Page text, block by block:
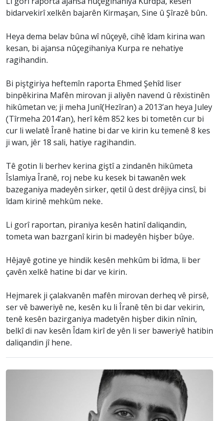
bidarvekirî xelkên bajarên Kirmaşan, Sine û Şîrazê bûn.
Heya dema belav bûna wî nûçeyê, cihê îdam kirina wan
kesan, bi ajansa nûçegihaniya Kurpa re nehatiye
ragihandin.
Bi piştgiriya heftemîn raporta Ehmed Şehîd liser
binpêkirina Mafên mirovan ji aliyên navend û rêxistinên
hikûmetan ve; ji meha Junî(Hezîran) a 2013’an heya Juley
(Tîrmeha 2014’an), herî kêm 852 kes bi tometên cur bi
cur li welatê Îranê hatine bi dar ve kirin ku temenê 8 kes
ji wan, jêr 18 sali, hatiye ragihandin.
Tê gotin li berhev kerina giştî a zindanên hikûmeta
Îslamiya Îranê, roj nebe ku kesek bi tawanên wek
bazeganiya madeyên sirker, qetil û dest drêjiya cinsî, bi
îdam kirinê mehkûm neke.
Li gorî raportan, piraniya kesên hatinî daliqandin,
tometa wan bazrganî kirin bi madeyên hişber bûye.
Hêjayê gotine ye hindik kesên mehkûm bi îdma, li ber
çavên xelkê hatine bi dar ve kirin.
Hejmarek ji çalakvanên mafên mirovan derheq vê pirsê,
ser vê baweriyê ne, kesên ku li Îranê tên bi dar vekirin,
tenê kesên bazirganiya madetyên hişber dikin nînin,
belkî di nav kesên Îdam kirî de yên li ser baweriyê hatibin
daliqandin jî hene.